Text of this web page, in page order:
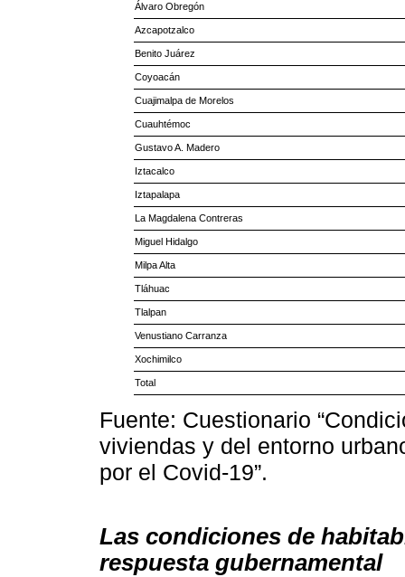
Álvaro Obregón
Azcapotzalco
Benito Juárez
Coyoacán
Cuajimalpa de Morelos
Cuauhtémoc
Gustavo A. Madero
Iztacalco
Iztapalapa
La Magdalena Contreras
Miguel Hidalgo
Milpa Alta
Tláhuac
Tlalpan
Venustiano Carranza
Xochimilco
Total
Fuente: Cuestionario
viviendas y del entorno
por el Covid-19”.
Las condiciones de
respuesta gubernamental